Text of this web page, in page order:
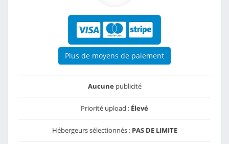
Plus de moyens de paiement
Aucunepublicité
Priorité upload : Élevé
Hébergeurs sélectionnés : PAS DE LIMITE